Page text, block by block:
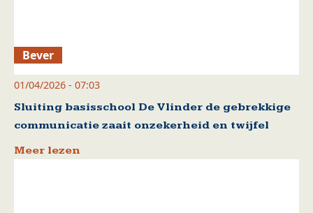
Bever
01/04/2026 - 07:03
Sluiting basisschool De Vlinder de gebrekkige
communicatie zaait onzekerheid en twijfel
Meer lezen